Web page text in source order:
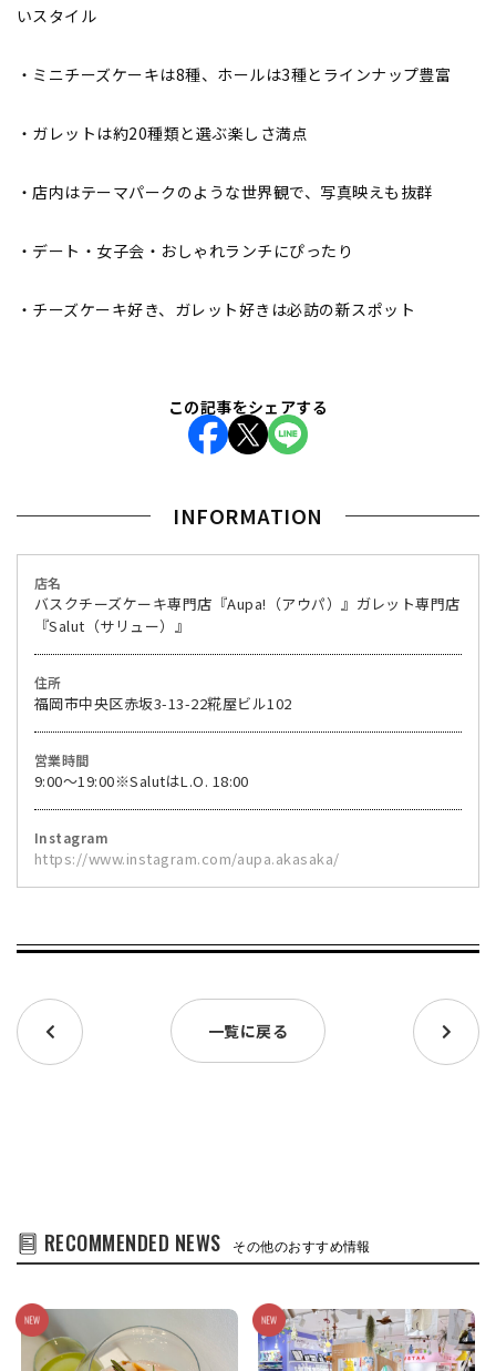
いスタイル
・ミニチーズケーキは8種、ホールは3種とラインナップ豊富
・ガレットは約20種類と選ぶ楽しさ満点
・店内はテーマパークのような世界観で、写真映えも抜群
・デート・女子会・おしゃれランチにぴったり
・チーズケーキ好き、ガレット好きは必訪の新スポット
この記事をシェアする
INFORMATION
店名
バスクチーズケーキ専門店『Aupa!（アウパ）』ガレット専門店
『Salut（サリュー）』
住所
福岡市中央区赤坂3-13-22糀屋ビル102
営業時間
9:00～19:00※SalutはL.O. 18:00
Instagram
https://www.instagram.com/aupa.akasaka/
一覧に戻る
RECOMMENDED NEWS その他のおすすめ情報